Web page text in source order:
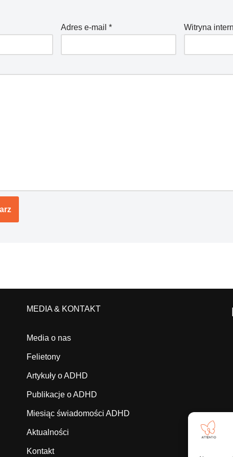
Adres e-mail * Witryna
MEDIA & KONTAKT
Media o nas
Felietony
Artykuły o ADHD
Publikacje o ADHD
Miesiąc świadomości ADHD
Aktualności
Kontakt